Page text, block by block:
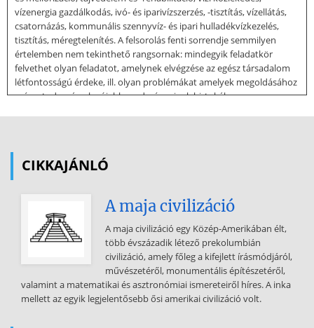
vízenergia gazdálkodás, ivó- és iparivízszerzés, -tisztítás, vízellátás,
csatornázás, kommunális szennyvíz- és ipari hulladékvízkezelés,
tisztítás, méregtelenítés. A felsorolás fenti sorrendje semmilyen
értelemben nem tekinthető rangsornak: mindegyik feladatkör
felvethet olyan feladatot, amelynek elvégzése az egész társadalom
létfontosságú érdeke, ill. olyan problémákat amelyek megoldásához
még a tudomány legújabb eredményeinek birtokában sem
épített környezetének célirányos alakítását, fenntartását és
védelmét általános és speciális szempontok szerint érvényesítő
összehangolt tevékenység része. A vízépítési létesítmények ezért
gyakran kapcsolhatók a felsorolt vízépítési mérnöki feladatkörök
egyikéhez és másikához is, hiszen ezek maguk is kisebb-nagyobb
mértékben egymásba mosódnak. Ennek ellenére megkísérelhetjük a
felsoroltak alapján megkeresni a legjellemzőbb vízépítési
feladatkörök legjellemzőbb műtárgytípusait. A vízépítés gyakran
CIKKAJÁNLÓ
A maja civilizáció
A maja civilizáció egy Közép-Amerikában élt,
több évszázadik létező prekolumbián
civilizáció, amely főleg a kifejlett írásmódjáról,
művészetéről, monumentális építészetéről,
valamint a matematikai és asztronómiai ismereteiről híres. A inka
mellett az egyik legjelentősebb ősi amerikai civilizáció volt.